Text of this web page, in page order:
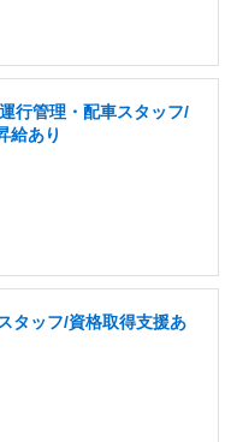
行管理・配車スタッフ/
給あり
タッフ/資格取得支援あ